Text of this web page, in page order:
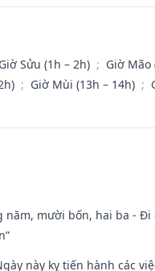
Giờ Sửu (1h – 2h) ; Giờ Mão
; Giờ Mùi (13h – 14h) ;
năm, mười bốn, hai ba - Đi
này kỵ tiến hành các